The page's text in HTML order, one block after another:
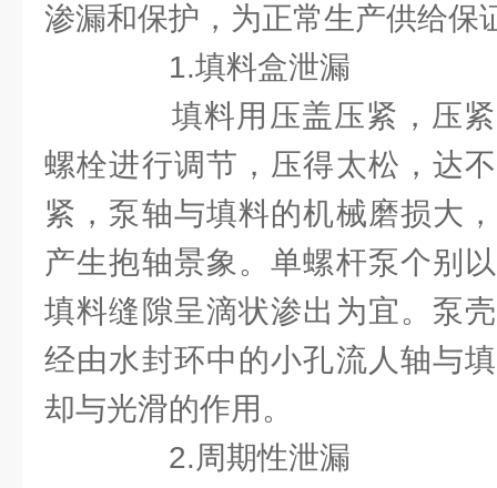
渗漏和保护，为正常生产供给保
1.填料盒泄漏
填料用压盖压紧，压紧
螺栓进行调节，压得太松，达
紧，泵轴与填料的机械磨损大
产生抱轴景象。单螺杆泵个别
填料缝隙呈滴状渗出为宜。泵
经由水封环中的小孔流人轴与
却与光滑的作用。
2.周期性泄漏